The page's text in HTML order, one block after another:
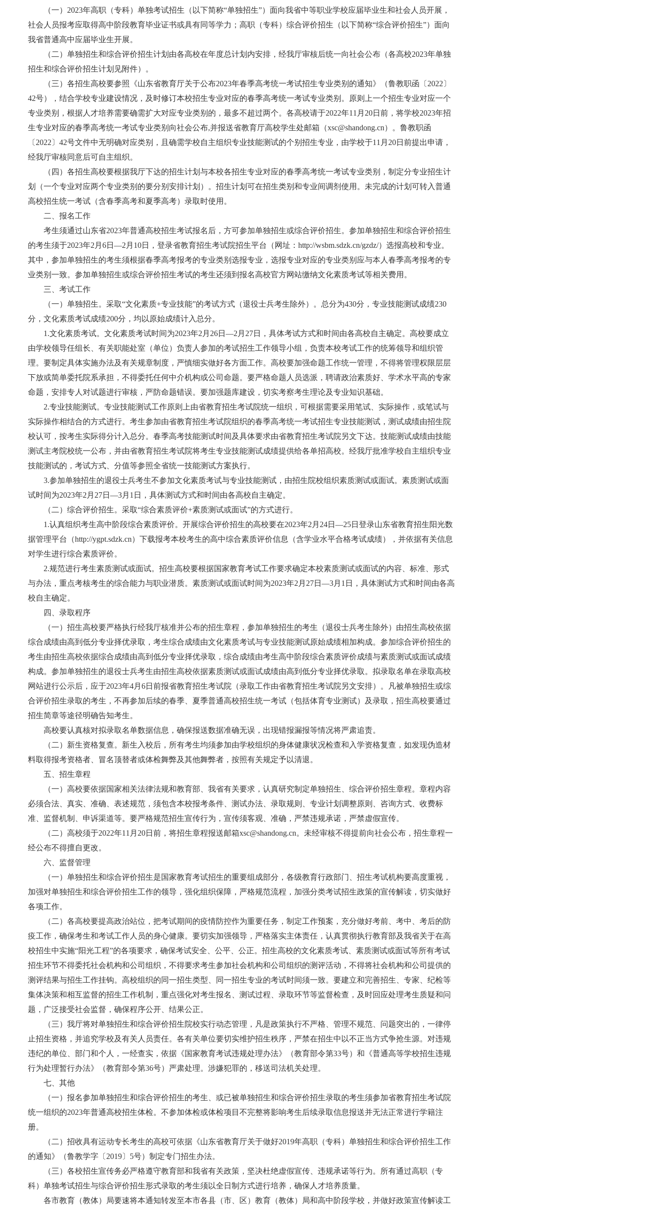
（一）2023年高职（专科）单独考试招生（以下简称“单独招生”）面向我省中等职业学校应届毕业生和社会人员开展，
社会人员报考应取得高中阶段教育毕业证书或具有同等学力；高职（专科）综合评价招生（以下简称“综合评价招生”）面向
我省普通高中应届毕业生开展。
（二）单独招生和综合评价招生计划由各高校在年度总计划内安排，经我厅审核后统一向社会公布（各高校2023年单独
招生和综合评价招生计划见附件）。
（三）各招生高校要参照《山东省教育厅关于公布2023年春季高考统一考试招生专业类别的通知》（鲁教职函〔2022〕
42号），结合学校专业建设情况，及时修订本校招生专业对应的春季高考统一考试专业类别。原则上一个招生专业对应一个
专业类别，根据人才培养需要确需扩大对应专业类别的，最多不超过两个。各高校请于2022年11月20日前，将学校2023年招
生专业对应的春季高考统一考试专业类别向社会公布,并报送省教育厅高校学生处邮箱（xsc@shandong.cn）。鲁教职函
〔2022〕42号文件中无明确对应类别，且确需学校自主组织专业技能测试的个别招生专业，由学校于11月20日前提出申请，
经我厅审核同意后可自主组织。
（四）各招生高校要根据我厅下达的招生计划与本校各招生专业对应的春季高考统一考试专业类别，制定分专业招生计
划（一个专业对应两个专业类别的要分别安排计划）。招生计划可在招生类别和专业间调剂使用。未完成的计划可转入普通
高校招生统一考试（含春季高考和夏季高考）录取时使用。
二、报名工作
考生须通过山东省2023年普通高校招生考试报名后，方可参加单独招生或综合评价招生。参加单独招生和综合评价招生
的考生须于2023年2月6日—2月10日，登录省教育招生考试院招生平台（网址：http://wsbm.sdzk.cn/gzdz/）选报高校和专业。
其中，参加单独招生的考生须根据春季高考报考的专业类别选报专业，选报专业对应的专业类别应与本人春季高考报考的专
业类别一致。参加单独招生或综合评价招生考试的考生还须到报名高校官方网站缴纳文化素质考试等相关费用。
三、考试工作
（一）单独招生。采取“文化素质+专业技能”的考试方式（退役士兵考生除外）。总分为430分，专业技能测试成绩230
分，文化素质考试成绩200分，均以原始成绩计入总分。
1.文化素质考试。文化素质考试时间为2023年2月26日—2月27日，具体考试方式和时间由各高校自主确定。高校要成立
由学校领导任组长、有关职能处室（单位）负责人参加的考试招生工作领导小组，负责本校考试工作的统筹领导和组织管
理。要制定具体实施办法及有关规章制度，严慎细实做好各方面工作。高校要加强命题工作统一管理，不得将管理权限层层
下放或简单委托院系承担，不得委托任何中介机构或公司命题。要严格命题人员选派，聘请政治素质好、学术水平高的专家
命题，安排专人对试题进行审核，严防命题错误。要加强题库建设，切实考察考生理论及专业知识基础。
2.专业技能测试。专业技能测试工作原则上由省教育招生考试院统一组织，可根据需要采用笔试、实际操作，或笔试与
实际操作相结合的方式进行。考生参加由省教育招生考试院组织的春季高考统一考试招生专业技能测试，测试成绩由招生院
校认可，按考生实际得分计入总分。春季高考技能测试时间及具体要求由省教育招生考试院另文下达。技能测试成绩由技能
测试主考院校统一公布，并由省教育招生考试院将考生专业技能测试成绩提供给各单招高校。经我厅批准学校自主组织专业
技能测试的，考试方式、分值等参照全省统一技能测试方案执行。
3.参加单独招生的退役士兵考生不参加文化素质考试与专业技能测试，由招生院校组织素质测试或面试。素质测试或面
试时间为2023年2月27日—3月1日，具体测试方式和时间由各高校自主确定。
（二）综合评价招生。采取“综合素质评价+素质测试或面试”的方式进行。
1.认真组织考生高中阶段综合素质评价。开展综合评价招生的高校要在2023年2月24日—25日登录山东省教育招生阳光数
据管理平台（http://ygpt.sdzk.cn）下载报考本校考生的高中综合素质评价信息（含学业水平合格考试成绩），并依据有关信息
对学生进行综合素质评价。
2.规范进行考生素质测试或面试。招生高校要根据国家教育考试工作要求确定本校素质测试或面试的内容、标准、形式
与办法，重点考核考生的综合能力与职业潜质。素质测试或面试时间为2023年2月27日—3月1日，具体测试方式和时间由各高
校自主确定。
四、录取程序
（一）招生高校要严格执行经我厅核准并公布的招生章程，参加单独招生的考生（退役士兵考生除外）由招生高校依据
综合成绩由高到低分专业择优录取，考生综合成绩由文化素质考试与专业技能测试原始成绩相加构成。参加综合评价招生的
考生由招生高校依据综合成绩由高到低分专业择优录取，综合成绩由考生高中阶段综合素质评价成绩与素质测试或面试成绩
构成。参加单独招生的退役士兵考生由招生高校依据素质测试或面试成绩由高到低分专业择优录取。拟录取名单在录取高校
网站进行公示后，应于2023年4月6日前报省教育招生考试院（录取工作由省教育招生考试院另文安排）。凡被单独招生或综
合评价招生录取的考生，不再参加后续的春季、夏季普通高校招生统一考试（包括体育专业测试）及录取，招生高校要通过
招生简章等途径明确告知考生。
高校要认真核对拟录取名单数据信息，确保报送数据准确无误，出现错报漏报等情况将严肃追责。
（二）新生资格复查。新生入校后，所有考生均须参加由学校组织的身体健康状况检查和入学资格复查，如发现伪造材
料取得报考资格者、冒名顶替者或体检舞弊及其他舞弊者，按照有关规定予以清退。
五、招生章程
（一）高校要依据国家相关法律法规和教育部、我省有关要求，认真研究制定单独招生、综合评价招生章程。章程内容
必须合法、真实、准确、表述规范，须包含本校报考条件、测试办法、录取规则、专业计划调整原则、咨询方式、收费标
准、监督机制、申诉渠道等。要严格规范招生宣传行为，宣传须客观、准确，严禁违规承诺，严禁虚假宣传。
（二）高校须于2022年11月20日前，将招生章程报送邮箱xsc@shandong.cn。未经审核不得提前向社会公布，招生章程一
经公布不得擅自更改。
六、监督管理
（一）单独招生和综合评价招生是国家教育考试招生的重要组成部分，各级教育行政部门、招生考试机构要高度重视，
加强对单独招生和综合评价招生工作的领导，强化组织保障，严格规范流程，加强分类考试招生政策的宣传解读，切实做好
各项工作。
（二）各高校要提高政治站位，把考试期间的疫情防控作为重要任务，制定工作预案，充分做好考前、考中、考后的防
疫工作，确保考生和考试工作人员的身心健康。要切实加强领导，严格落实主体责任，认真贯彻执行教育部及我省关于在高
校招生中实施“阳光工程”的各项要求，确保考试安全、公平、公正。招生高校的文化素质考试、素质测试或面试等所有考试
招生环节不得委托社会机构和公司组织，不得要求考生参加社会机构和公司组织的测评活动，不得将社会机构和公司提供的
测评结果与招生工作挂钩。高校组织的同一招生类型、同一招生专业的考试时间须一致。要建立和完善招生、专家、纪检等
集体决策和相互监督的招生工作机制，重点强化对考生报名、测试过程、录取环节等监督检查，及时回应处理考生质疑和问
题，广泛接受社会监督，确保程序公开、结果公正。
（三）我厅将对单独招生和综合评价招生院校实行动态管理，凡是政策执行不严格、管理不规范、问题突出的，一律停
止招生资格，并追究学校及有关人员责任。各有关单位要切实维护招生秩序，严禁在招生中以不正当方式争抢生源。对违规
违纪的单位、部门和个人，一经查实，依据《国家教育考试违规处理办法》（教育部令第33号）和《普通高等学校招生违规
行为处理暂行办法》（教育部令第36号）严肃处理。涉嫌犯罪的，移送司法机关处理。
七、其他
（一）报名参加单独招生和综合评价招生的考生、或已被单独招生和综合评价招生录取的考生须参加省教育招生考试院
统一组织的2023年普通高校招生体检。不参加体检或体检项目不完整将影响考生后续录取信息报送并无法正常进行学籍注
册。
（二）招收具有运动专长考生的高校可依据《山东省教育厅关于做好2019年高职（专科）单独招生和综合评价招生工作
的通知》（鲁教学字〔2019〕5号）制定专门招生办法。
（三）各校招生宣传务必严格遵守教育部和我省有关政策，坚决杜绝虚假宣传、违规承诺等行为。所有通过高职（专
科）单独考试招生与综合评价招生形式录取的考生须以全日制方式进行培养，确保人才培养质量。
各市教育（教体）局要速将本通知转发至本市各县（市、区）教育（教体）局和高中阶段学校，并做好政策宣传解读工